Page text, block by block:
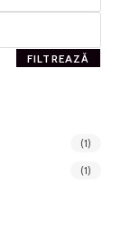
FILTREAZĂ
(1)
(1)